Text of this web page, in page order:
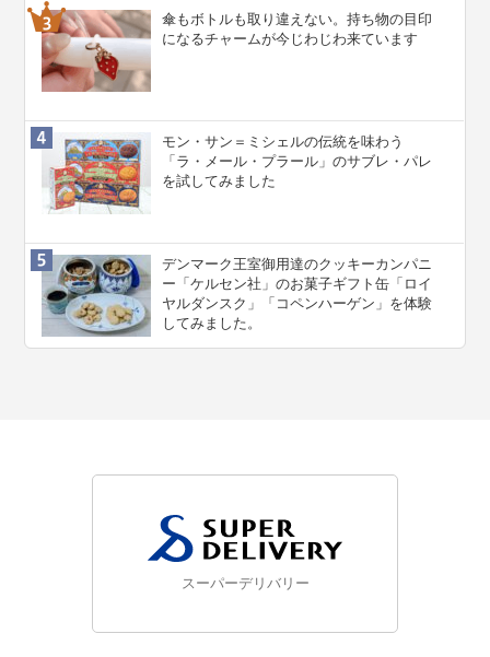
傘もボトルも取り違えない。持ち物の目印
になるチャームが今じわじわ来ています
モン・サン＝ミシェルの伝統を味わう
「ラ・メール・プラール」のサブレ・パレ
を試してみました
デンマーク王室御用達のクッキーカンパニ
ー「ケルセン社」のお菓子ギフト缶「ロイ
ヤルダンスク」「コペンハーゲン」を体験
してみました。
スーパーデリバリー